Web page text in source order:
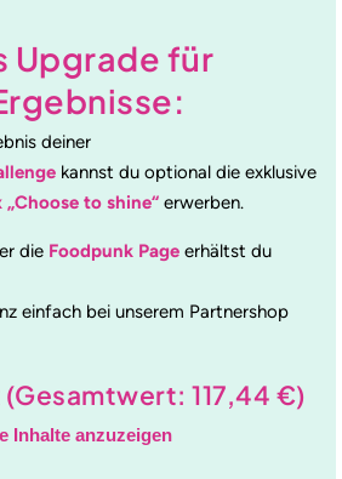
Upgrade für
deiner
kannst du optional die exklusive
to shine“ erwerben.
die Foodpunk Page erhältst du
einfach bei unserem Partnershop
117,44 €)
Inhalte anzuzeigen